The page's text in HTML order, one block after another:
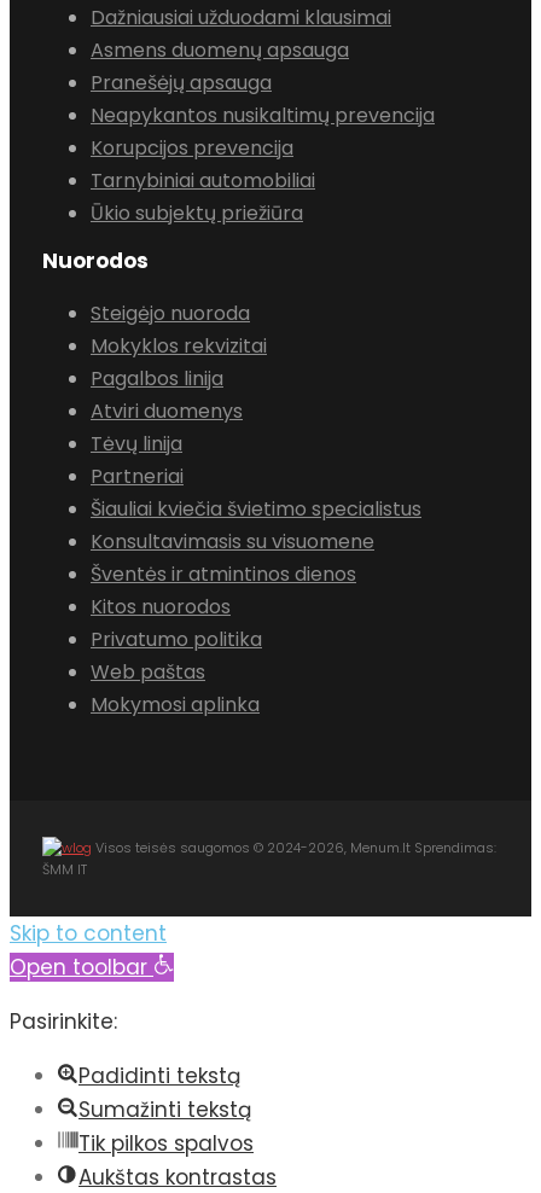
Dažniausiai užduodami klausimai
Asmens duomenų apsauga
Pranešėjų apsauga
Neapykantos nusikaltimų prevencija
Korupcijos prevencija
Tarnybiniai automobiliai
Ūkio subjektų priežiūra
Nuorodos
Steigėjo nuoroda
Mokyklos rekvizitai
Pagalbos linija
Atviri duomenys
Tėvų linija
Partneriai
Šiauliai kviečia švietimo specialistus
Konsultavimasis su visuomene
Šventės ir atmintinos dienos
Kitos nuorodos
Privatumo politika
Web paštas
Mokymosi aplinka
Visos teisės saugomos © 2024-2026, Menum.lt Sprendimas:
ŠMM IT
Skip to content
Open toolbar
Pasirinkite:
Padidinti tekstą
Sumažinti tekstą
Tik pilkos spalvos
Aukštas kontrastas